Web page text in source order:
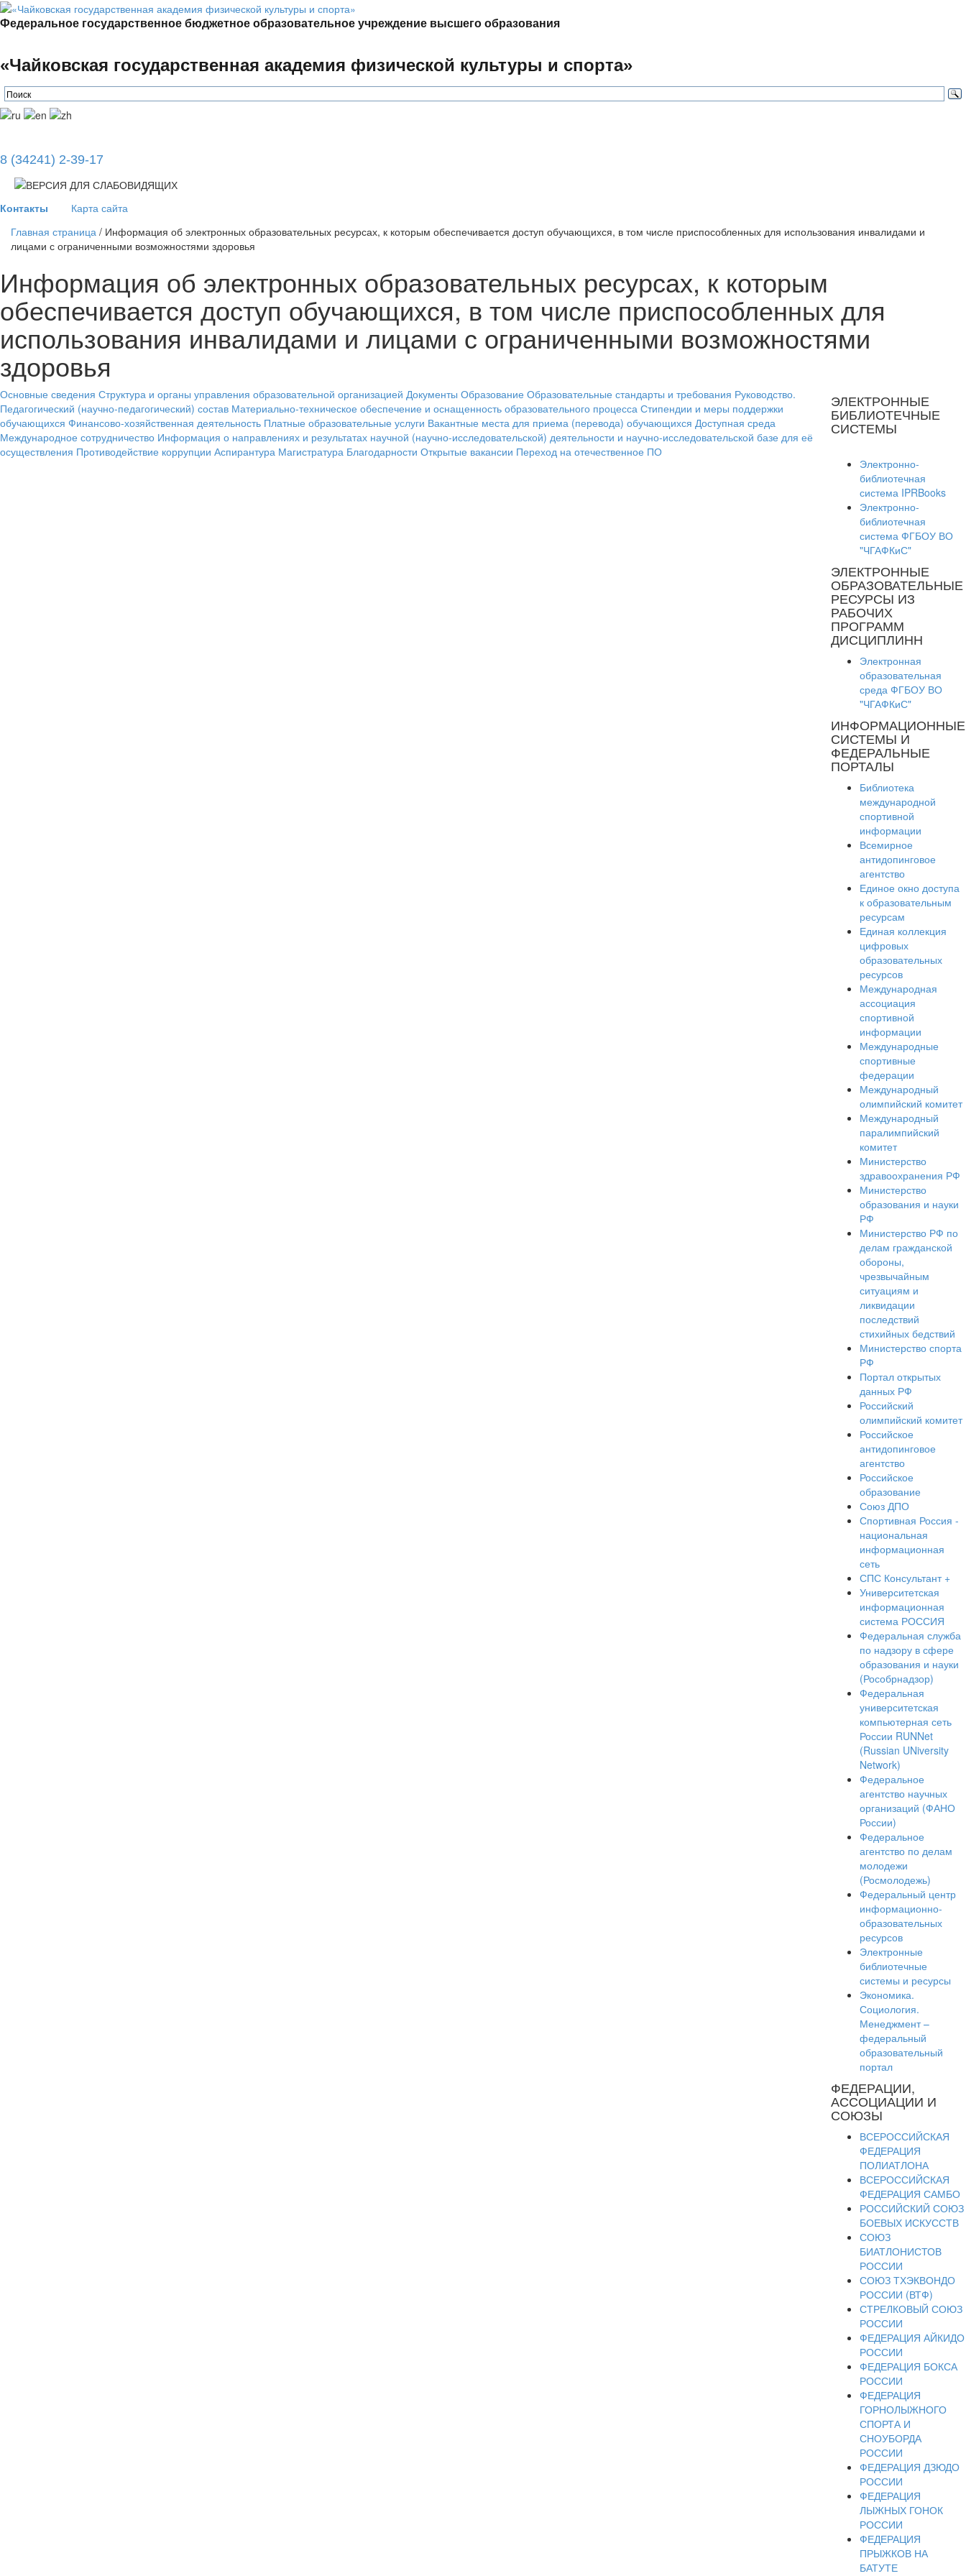
Федеральное государственное бюджетное образовательное учреждение высшего образования
«Чайковская государственная академия физической культуры и спорта»
8 (34241) 2-39-17
Контакты Карта сайта
Главная страница / Информация об электронных образовательных ресурсах, к которым обеспечивается доступ обучающихся, в том числе приспособленных для использования инвалидами и
лицами с ограниченными возможностями здоровья
Информация об электронных образовательных ресурсах, к которым
обеспечивается доступ обучающихся, в том числе приспособленных для
использования инвалидами и лицами с ограниченными возможностями
здоровья
Основные сведения Структура и органы управления образовательной организацией Документы Образование Образовательные стандарты и требования Руководство.
Педагогический (научно-педагогический) состав Материально-техническое обеспечение и оснащенность образовательного процесса Стипендии и меры поддержки
обучающихся Финансово-хозяйственная деятельность Платные образовательные услуги Вакантные места для приема (перевода) обучающихся Доступная среда
Международное сотрудничество Информация о направлениях и результатах научной (научно-исследовательской) деятельности и научно-исследовательской базе для её
осуществления Противодействие коррупции Аспирантура Магистратура Благодарности Открытые вакансии Переход на отечественное ПО
ЭЛЕКТРОННЫЕ
БИБЛИОТЕЧНЫЕ
СИСТЕМЫ
Электронно-
библиотечная
система IPRBooks
Электронно-
библиотечная
система ФГБОУ ВО
"ЧГАФКиС"
ЭЛЕКТРОННЫЕ
ОБРАЗОВАТЕЛЬНЫЕ
РЕСУРСЫ ИЗ
РАБОЧИХ
ПРОГРАММ
ДИСЦИПЛИНН
Электронная
образовательная
среда ФГБОУ ВО
"ЧГАФКиС"
ИНФОРМАЦИОННЫЕ
СИСТЕМЫ И
ФЕДЕРАЛЬНЫЕ
ПОРТАЛЫ
Библиотека
международной
спортивной
информации
Всемирное
антидопинговое
агентство
Единое окно доступа
к образовательным
ресурсам
Единая коллекция
цифровых
образовательных
ресурсов
Международная
ассоциация
спортивной
информации
Международные
спортивные
федерации
Международный
олимпийский комитет
Международный
паралимпийский
комитет
Министерство
здравоохранения РФ
Министерство
образования и науки
РФ
Министерство РФ по
делам гражданской
обороны,
чрезвычайным
ситуациям и
ликвидации
последствий
стихийных бедствий
Министерство спорта
РФ
Портал открытых
данных РФ
Российский
олимпийский комитет
Российское
антидопинговое
агентство
Российское
образование
Союз ДПО
Спортивная Россия -
национальная
информационная
сеть
СПС Консультант +
Университетская
информационная
система РОССИЯ
Федеральная служба
по надзору в сфере
образования и науки
(Рособрнадзор)
Федеральная
университетская
компьютерная сеть
России RUNNet
(Russian UNiversity
Network)
Федеральное
агентство научных
организаций (ФАНО
России)
Федеральное
агентство по делам
молодежи
(Росмолодежь)
Федеральный центр
информационно-
образовательных
ресурсов
Электронные
библиотечные
системы и ресурсы
Экономика.
Социология.
Менеджмент –
федеральный
образовательный
портал
ФЕДЕРАЦИИ,
АССОЦИАЦИИ И
СОЮЗЫ
ВСЕРОССИЙСКАЯ
ФЕДЕРАЦИЯ
ПОЛИАТЛОНА
ВСЕРОССИЙСКАЯ
ФЕДЕРАЦИЯ САМБО
РОССИЙСКИЙ СОЮЗ
БОЕВЫХ ИСКУССТВ
СОЮЗ
БИАТЛОНИСТОВ
РОССИИ
СОЮЗ ТХЭКВОНДО
РОССИИ (ВТФ)
СТРЕЛКОВЫЙ СОЮЗ
РОССИИ
ФЕДЕРАЦИЯ АЙКИДО
РОССИИ
ФЕДЕРАЦИЯ БОКСА
РОССИИ
ФЕДЕРАЦИЯ
ГОРНОЛЫЖНОГО
СПОРТА И
СНОУБОРДА
РОССИИ
ФЕДЕРАЦИЯ ДЗЮДО
РОССИИ
ФЕДЕРАЦИЯ
ЛЫЖНЫХ ГОНОК
РОССИИ
ФЕДЕРАЦИЯ
ПРЫЖКОВ НА
БАТУТЕ